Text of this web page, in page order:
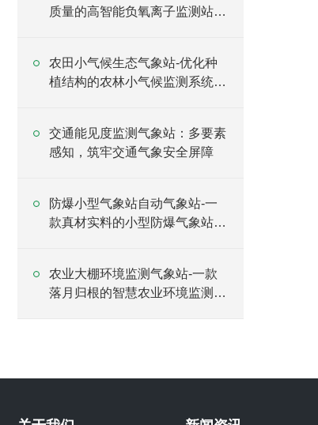
质量的高智能负氧离子监测站
农田小气候生态气象站-优化种
植结构的农林小气候监测系统
交通能见度监测气象站：多要素
感知，筑牢交通气象安全屏障
防爆小型气象站自动气象站-一
款真材实料的小型防爆气象站防
农业大棚环境监测气象站-一款
落月归根的智慧农业环境监测气